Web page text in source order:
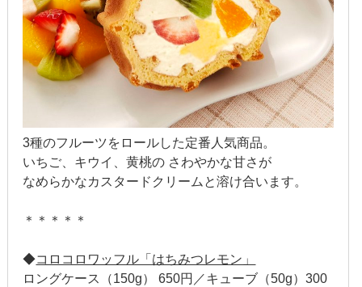
2018年1月
2017年12月
2017年11月
2017年10月
2017年9月
2017年6月
3種のフルーツをロールした定番人気商品。
いちご、キウイ、黄桃の さわやかな甘さが
なめらかなカスタードクリームと溶け合います。
＊＊＊＊＊
◆コロコロワッフル「はちみつレモン」
ロングケース（150g） 650円／キューブ（50g）300